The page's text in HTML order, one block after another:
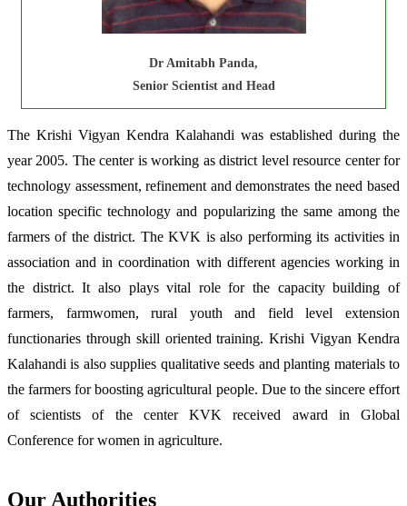
Dr Amitabh Panda,
Senior Scientist and Head
The Krishi Vigyan Kendra Kalahandi was established during the
year 2005. The center is working as district level resource center for
technology assessment, refinement and demonstrates the need based
location specific technology and popularizing the same among the
farmers of the district. The KVK is also performing its activities in
association and in coordination with different agencies working in
the district. It also plays vital role for the capacity building of
farmers, farmwomen, rural youth and field level extension
functionaries through skill oriented training. Krishi Vigyan Kendra
Kalahandi is also supplies qualitative seeds and planting materials to
the farmers for boosting agricultural people. Due to the sincere effort
of scientists of the center KVK received award in Global
Conference for women in agriculture.
Our Authorities